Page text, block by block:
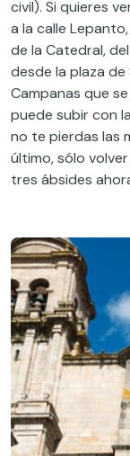
civil). Si quieres
a la calle
de la Catedral, del
desde la plaza
Campanas que
puede subir con
no te pierdas las
último, sólo
tres ábsides